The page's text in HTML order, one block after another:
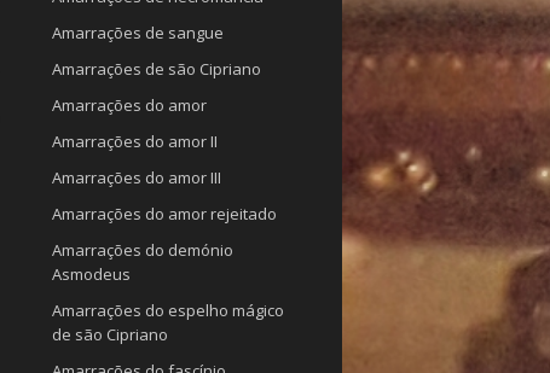
Amarrações de sangue
Amarrações de são Cipriano
Amarrações do amor
Amarrações do amor II
Amarrações do amor III
Amarrações do amor rejeitado
Amarrações do demónio
Asmodeus
Amarrações do espelho mágico
de são Cipriano